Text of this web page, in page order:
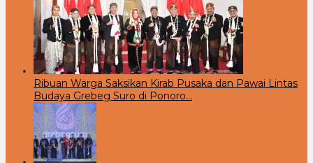
Ribuan Warga Saksikan Kirab Pusaka dan Pawai Lintas
Budaya Grebeg Suro di Ponoro…